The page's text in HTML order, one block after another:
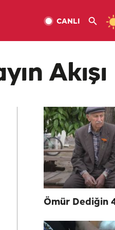
CANLI
Akışı
Ömür Dediğin